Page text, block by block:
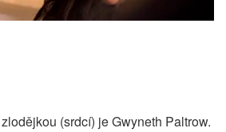
(srdcí) je Gwyneth Paltrow.